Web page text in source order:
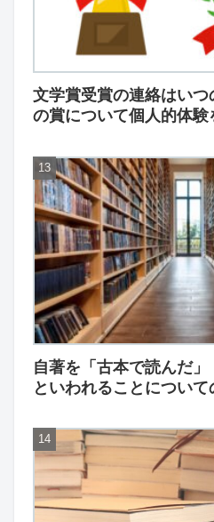
文学賞受賞の連絡はい
の賞について個人的体験
自著を「古本で読んだ」
といわれることについて